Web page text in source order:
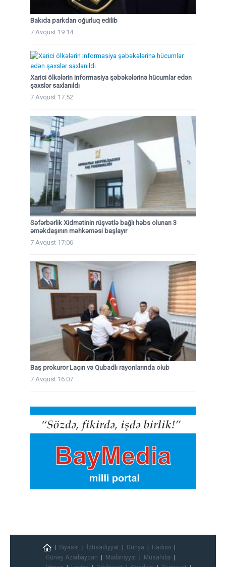
Bakıda parkdan oğurluq edilib
7 Avqust 19:14
Xarici ölkələrin informasiya şəbəkələrinə hücumlar edən
şəxslər saxlanıldı
7 Avqust 17:52
Səfərbərlik Xidmətinin rüşvətlə bağlı həbs olunan 3
əməkdaşının məhkəməsi başlayır
7 Avqust 17:06
Baş prokuror Laçın və Qubadlı rayonlarında olub
7 Avqust 16:07
Siyasət İqtisadiyyat Dünya
Hadisə
Güney Azərbaycan
Mədəniyyət
Müsahibə